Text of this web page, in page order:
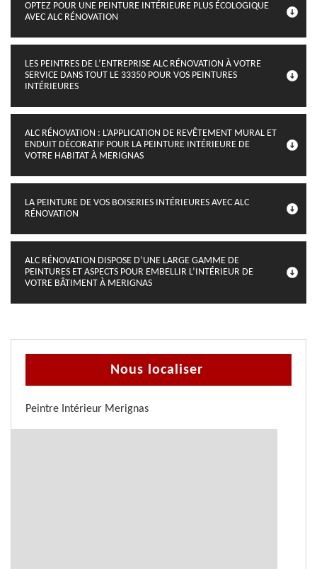
OPTEZ POUR UNE PEINTURE INTÉRIEURE PLUS ÉCOLOGIQUE
AVEC ALC RÉNOVATION
LES PEINTRES DE L’ENTREPRISE ALC RÉNOVATION À VOTRE
SERVICE DANS TOUT LE 33350 POUR VOS PEINTURES
INTÉRIEURES
ALC RÉNOVATION : L’APPLICATION DE REVÊTEMENT MURAL ET
ENDUIT DÉCORATIF POUR LA PEINTURE INTÉRIEURE DE
VOTRE HABITAT À MERIGNAS
LA PEINTURE DE VOS BOISERIES INTÉRIEURES AVEC ALC
RÉNOVATION
ALC RÉNOVATION DISPOSE D’UNE LARGE GAMME DE
PEINTURES ET ASPECTS POUR EMBELLIR L’INTÉRIEUR DE
VOTRE BÂTIMENT À MERIGNAS
Nous localiser
Peintre Intérieur Merignas